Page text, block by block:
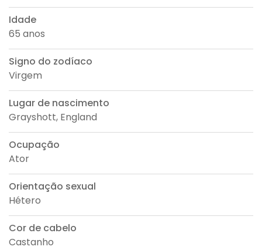
Idade
65 anos
Signo do zodíaco
Virgem
Lugar de nascimento
Grayshott, England
Ocupação
Ator
Orientação sexual
Hétero
Cor de cabelo
Castanho